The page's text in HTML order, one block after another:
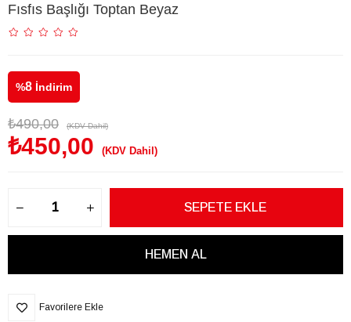
Fısfıs Başlığı Toptan Beyaz
%8 İndirim
₺490,00 (KDV Dahil)
₺450,00 (KDV Dahil)
Favorilere Ekle